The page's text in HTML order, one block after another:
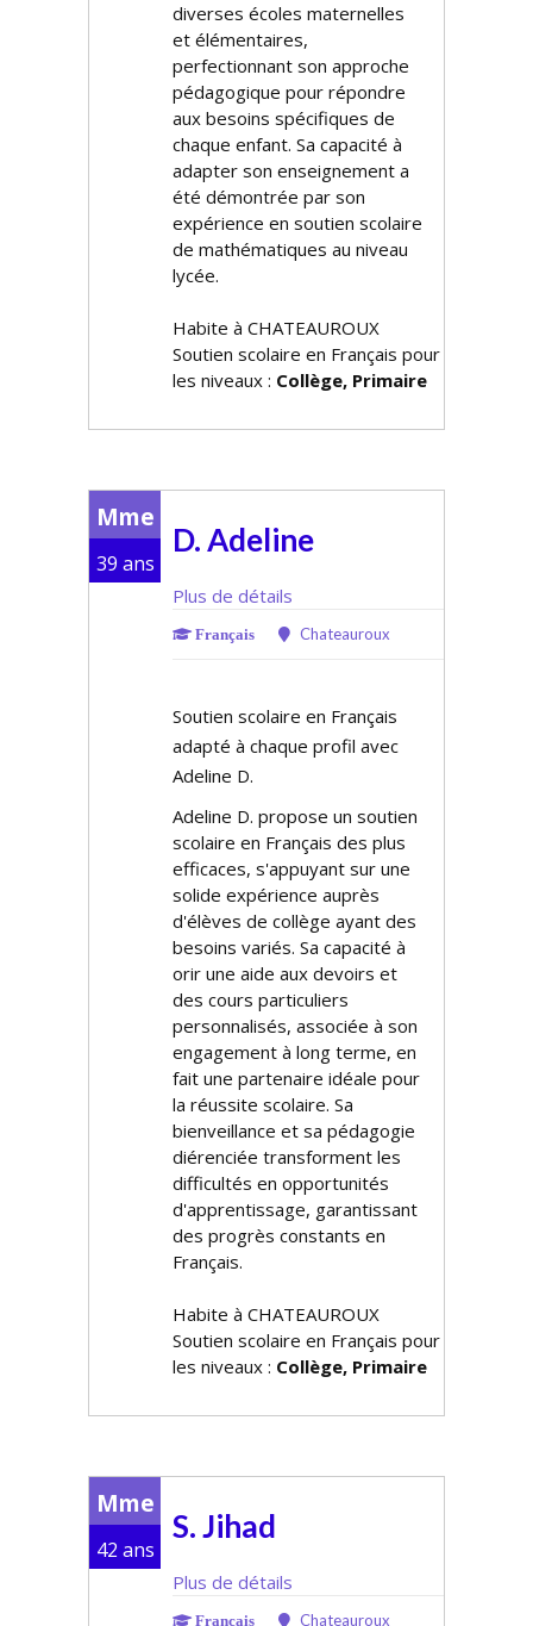
diverses écoles maternelles
et élémentaires,
perfectionnant son approche
pédagogique pour répondre
aux besoins spécifiques de
chaque enfant. Sa capacité à
adapter son enseignement a
été démontrée par son
expérience en soutien scolaire
de mathématiques au niveau
lycée.
Habite à CHATEAUROUX
Soutien scolaire en Français pour
les niveaux : Collège, Primaire
Mme
39 ans
D. Adeline
Plus de détails
Français Chateauroux
Soutien scolaire en Français
adapté à chaque profil avec
Adeline D.
Adeline D. propose un soutien
scolaire en Français des plus
efficaces, s'appuyant sur une
solide expérience auprès
d'élèves de collège ayant des
besoins variés. Sa capacité à
offrir une aide aux devoirs et
des cours particuliers
personnalisés, associée à son
engagement à long terme, en
fait une partenaire idéale pour
la réussite scolaire. Sa
bienveillance et sa pédagogie
différenciée transforment les
difficultés en opportunités
d'apprentissage, garantissant
des progrès constants en
Français.
Habite à CHATEAUROUX
Soutien scolaire en Français pour
les niveaux : Collège, Primaire
Mme
42 ans
S. Jihad
Plus de détails
Français Chateauroux